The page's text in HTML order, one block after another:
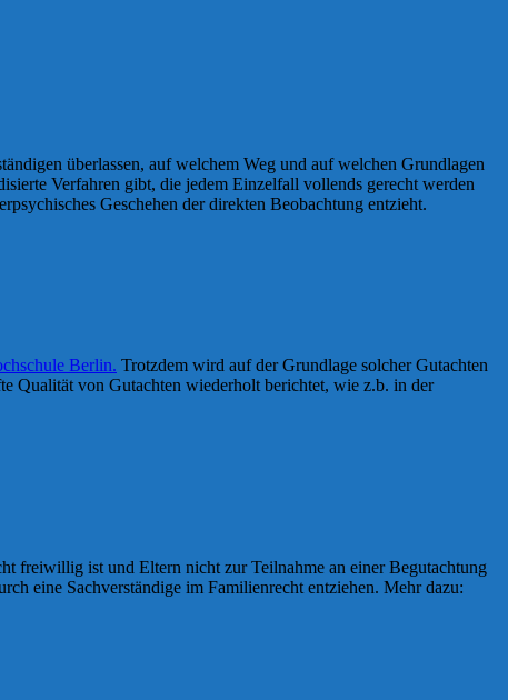
überlassen, auf welchem Weg und auf welchen Grundlagen
Verfahren gibt, die jedem Einzelfall vollends gerecht werden
Geschehen der direkten Beobachtung entzieht.
Berlin. Trotzdem wird auf der Grundlage solcher Gutachten
Qualität von Gutachten wiederholt berichtet, wie z.b. in der
freiwillig ist und Eltern nicht zur Teilnahme an einer Begutachtung
eine Sachverständige im Familienrecht entziehen. Mehr dazu: